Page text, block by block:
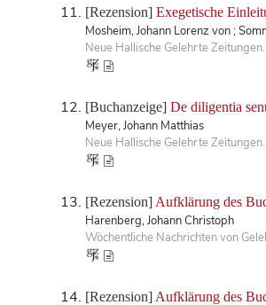
[Rezension] Exegetische
Mosheim, Johann Lorenz von ;
Neue Hallische Gelehrte
[Buchanzeige] De diligentia
Meyer, Johann Matthias
Neue Hallische Gelehrte
[Rezension] Aufklärung des
Harenberg, Johann Christoph
Wöchentliche Nachrichten von
[Rezension] Aufklärung des